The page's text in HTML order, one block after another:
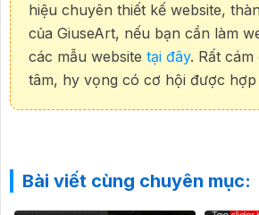
hiệu chuyên thiết kế website,
của GiuseArt, nếu bạn cần làm
các mẫu website tại đây. Rất
tâm, hy vọng có cơ hội được hợp
Bài viết cùng chuyên mục: